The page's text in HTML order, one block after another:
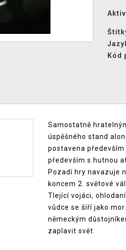
Kód
Samostatně
úspěšného stand
postavena
především s hutnou
Pozadí hry navazuje
koncem 2. světové
Tlející vojáci,
vůdce se šíří jako
německým
zaplavit svět.